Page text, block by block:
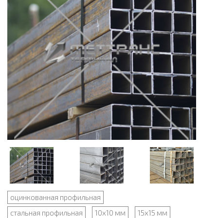
оцинкованная профильная
стальная профильная
10х10 мм
15х15 мм